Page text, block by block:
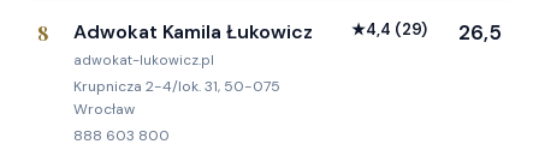
8 Adwokat Kamila Łukowicz
adwokat-lukowicz.pl
Krupnicza 2-4/lok. 31, 50-075
Wrocław
888 603 800
★4,4 (29) 26,5